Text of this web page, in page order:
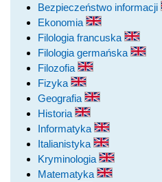
Bezpieczeństwo informacji
Ekonomia
Filologia francuska
Filologia germańska
Filozofia
Fizyka
Geografia
Historia
Informatyka
Italianistyka
Kryminologia
Matematyka